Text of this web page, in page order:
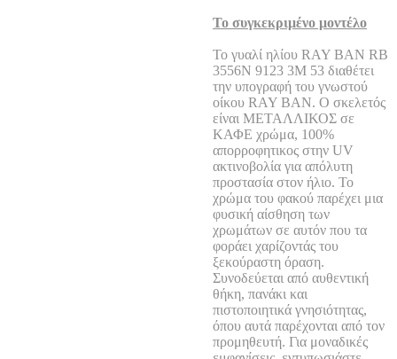
Το συγκεκριμένο μοντέλο
Το γυαλί ηλίου RAY BAN RB
3556N 9123 3M 53 διαθέτει
την υπογραφή του γνωστού
οίκου RAY BAN. Ο σκελετός
είναι ΜΕΤΑΛΛΙΚΟΣ σε
ΚΑΦΕ χρώμα, 100%
απορροφητικος στην UV
ακτινοβολία για απόλυτη
προστασία στον ήλιο. Το
χρώμα του φακού παρέχει μια
φυσική αίσθηση των
χρωμάτων σε αυτόν που τα
φοράει χαρίζοντάς του
ξεκούραστη όραση.
Συνοδεύεται από αυθεντική
θήκη, πανάκι και
πιστοποιητικά γνησιότητας,
όπου αυτά παρέχονται από τον
προμηθευτή. Για μοναδικές